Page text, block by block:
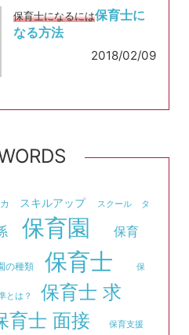
保育士になるには保育士に
なる方法
2018/02/09
スキルアップ スクール タ
保育園 保育
の種類 保育士 保
とは？
保育士 求
育士 面接
保育支援